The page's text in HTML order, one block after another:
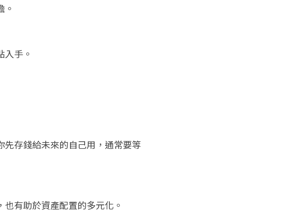
手。
存錢給未來的自己用，通常要等
有助於資產配置的多元化。